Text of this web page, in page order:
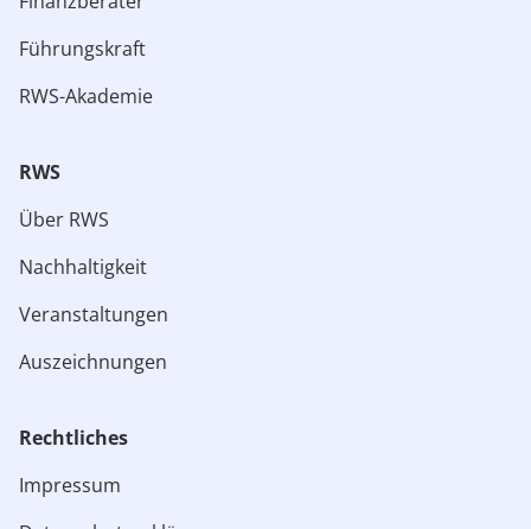
Führungskraft
RWS-Akademie
RWS
Über RWS
Nachhaltigkeit
Veranstaltungen
Auszeichnungen
Rechtliches​
Impressum